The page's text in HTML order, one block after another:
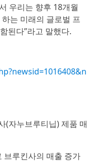
우리는 향후 18개월
는 미래의 글로벌 프
된다”라고 말했다.
(자누브루티닙) 제품 매
브루킨사의 매출 증가